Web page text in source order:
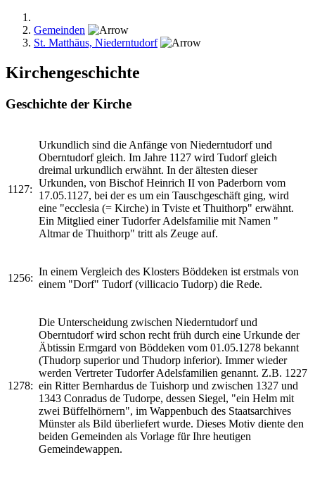
Gemeinden
St. Matthäus, Niederntudorf
Kirchengeschichte
Geschichte der Kirche
1127:
Urkundlich sind die Anfänge von Niederntudorf und
Oberntudorf gleich. Im Jahre 1127 wird Tudorf gleich
dreimal urkundlich erwähnt. In der ältesten dieser
Urkunden, von Bischof Heinrich II von Paderborn vom
17.05.1127, bei der es um ein Tauschgeschäft ging, wird
eine "ecclesia (= Kirche) in Tviste et Thuithorp" erwähnt.
Ein Mitglied einer Tudorfer Adelsfamilie mit Namen "
Altmar de Thuithorp" tritt als Zeuge auf.
1256:
In einem Vergleich des Klosters Böddeken ist erstmals von
einem "Dorf" Tudorf (villicacio Tudorp) die Rede.
1278:
Die Unterscheidung zwischen Niederntudorf und
Oberntudorf wird schon recht früh durch eine Urkunde der
Äbtissin Ermgard von Böddeken vom 01.05.1278 bekannt
(Thudorp superior und Thudorp inferior). Immer wieder
werden Vertreter Tudorfer Adelsfamilien genannt. Z.B. 1227
ein Ritter Bernhardus de Tuishorp und zwischen 1327 und
1343 Conradus de Tudorpe, dessen Siegel, "ein Helm mit
zwei Büffelhörnern", im Wappenbuch des Staatsarchives
Münster als Bild überliefert wurde. Dieses Motiv diente den
beiden Gemeinden als Vorlage für Ihre heutigen
Gemeindewappen.